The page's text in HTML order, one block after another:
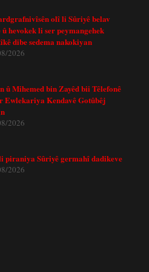
olî li Sûriyê belav
û hevokek li ser peymangehek
dibe sedema nakokiyan
2026
û Mihemed bin Zayêd bii Têlefonê
Ewlekariya Kendavê Gotûbêj
2026
piraniya Sûriyê germahî dadikeve
2026